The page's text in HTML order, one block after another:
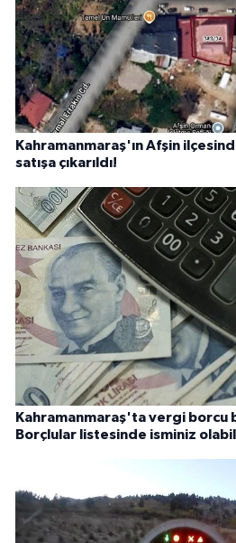
Kahramanmaraş'ın Afşin
satışa çıkarıldı!
Kahramanmaraş'ta vergi borcu
Borçlular listesinde isminiz